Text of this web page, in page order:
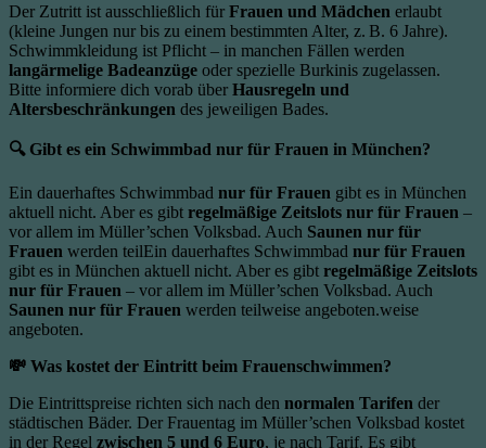
Der Zutritt ist ausschließlich für Frauen und Mädchen erlaubt
(kleine Jungen nur bis zu einem bestimmten Alter, z. B. 6 Jahre).
Schwimmkleidung ist Pflicht – in manchen Fällen werden
langärmelige Badeanzüge oder spezielle Burkinis zugelassen.
Bitte informiere dich vorab über Hausregeln und
Altersbeschränkungen des jeweiligen Bades.
🔍 Gibt es ein Schwimmbad nur für Frauen in München?
Ein dauerhaftes Schwimmbad nur für Frauen gibt es in München
aktuell nicht. Aber es gibt regelmäßige Zeitslots nur für Frauen –
vor allem im Müller’schen Volksbad. Auch Saunen nur für
Frauen werden teilEin dauerhaftes Schwimmbad nur für Frauen
gibt es in München aktuell nicht. Aber es gibt regelmäßige Zeitslots
nur für Frauen – vor allem im Müller’schen Volksbad. Auch
Saunen nur für Frauen werden teilweise angeboten.weise
angeboten.
💸 Was kostet der Eintritt beim Frauenschwimmen?
Die Eintrittspreise richten sich nach den normalen Tarifen der
städtischen Bäder. Der Frauentag im Müller’schen Volksbad kostet
in der Regel zwischen 5 und 6 Euro, je nach Tarif. Es gibt